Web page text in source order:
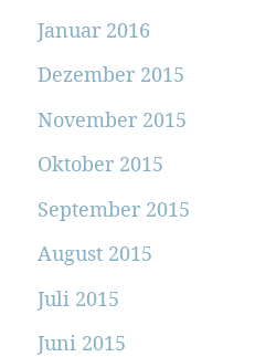
Januar 2016
Dezember 2015
November 2015
Oktober 2015
September 2015
August 2015
Juli 2015
Juni 2015